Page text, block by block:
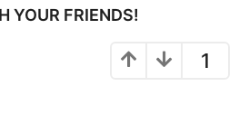
YOUR FRIENDS!
1